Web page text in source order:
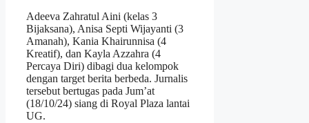
Adeeva Zahratul Aini (kelas 3
Bijaksana), Anisa Septi Wijayanti (3
Amanah), Kania Khairunnisa (4
Kreatif), dan Kayla Azzahra (4
Percaya Diri) dibagi dua kelompok
dengan target berita berbeda. Jurnalis
tersebut bertugas pada Jum’at
(18/10/24) siang di Royal Plaza lantai
UG.